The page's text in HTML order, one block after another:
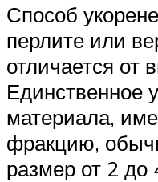
Способ
перлите или
отличается от
Единственное
материала,
фракцию,
размер от 2 до